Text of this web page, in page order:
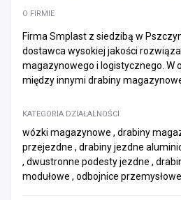
O FIRMIE
Firma Smplast z siedzibą w
dostawca wysokiej jakości
magazynowego i logistycznego. W
między innymi drabiny
KATEGORIA DZIAŁALNOŚCI
wózki magazynowe , drabiny
przejezdne , drabiny jezdne
, dwustronne podesty jezdne ,
modułowe , odbojnice